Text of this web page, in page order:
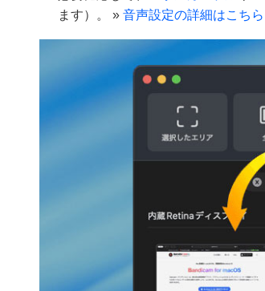
ます）。 »音声設定の詳細はこちら